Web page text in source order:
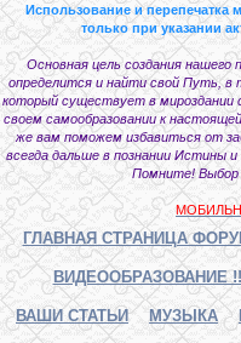
Использование и перепечатка
только при указании
Основная цель создания нашего
определится и найти свой Путь, в
который существует в мироздании
своем самообразовании к
же вам поможем избавиться от
всегда дальше в познании Истины
Помните! Выбор
ГЛАВНАЯ СТРАНИЦА
ВИДЕООБРАЗОВАНИЕ !!
ВАШИ СТАТЬИ МУЗЫКА